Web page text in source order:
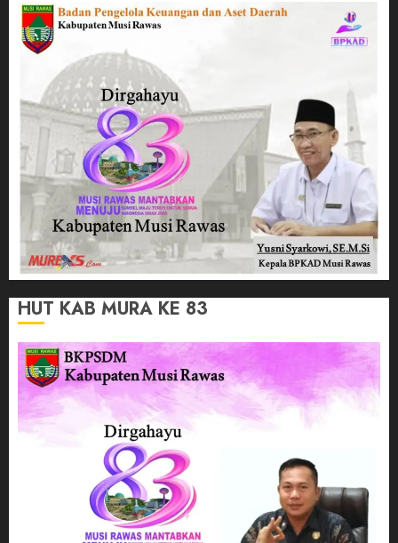
HUT KAB MURA KE 83